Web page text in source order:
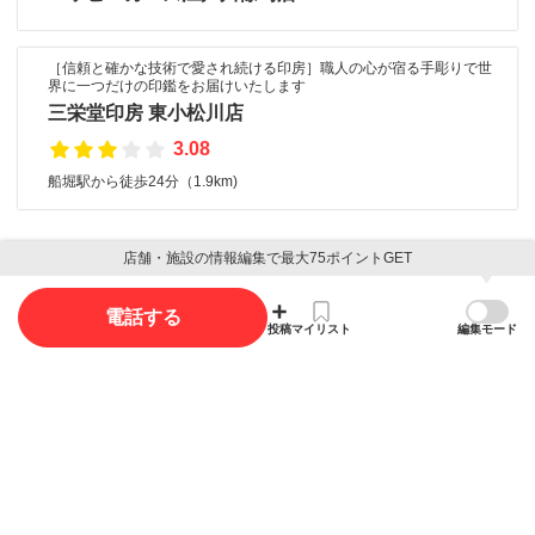
［信頼と確かな技術で愛され続ける印房］職人の心が宿る手彫りで世
界に一つだけの印鑑をお届けいたします
三栄堂印房 東小松川店
3.08
船堀駅から徒歩24分（1.9km)
口コミ投稿で最大85ポイント獲得できます
店舗・施設の情報編集で最大75ポイントGET
電話する
投稿マイリスト 編集モード